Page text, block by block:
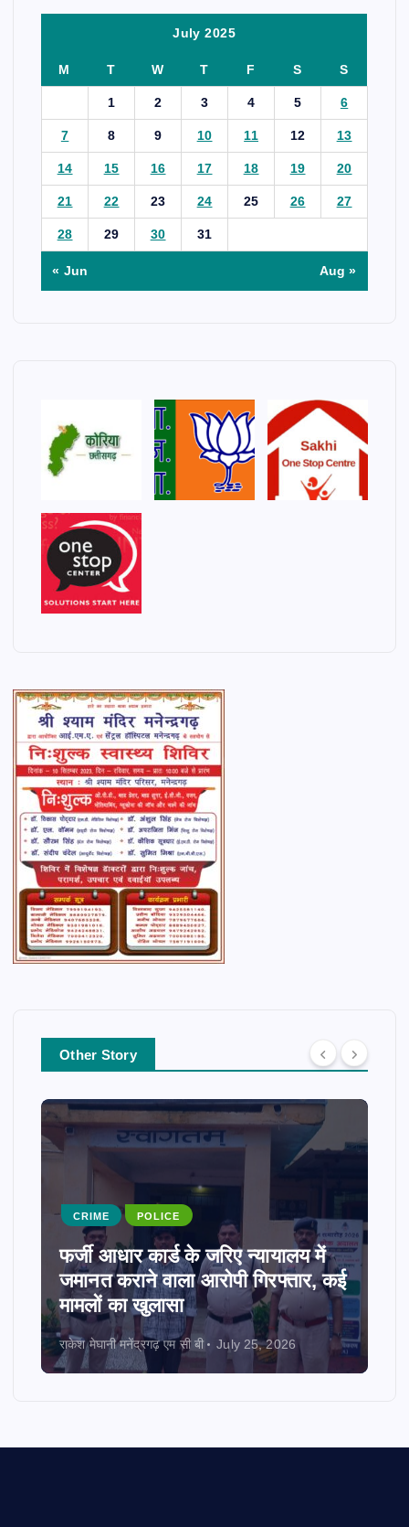
July 2025
M T W T F S S
1 2 3 4 5 6
7 8 9 10 11 12 13
14 15 16 17 18 19 20
21 22 23 24 25 26 27
28 29 30 31
« Jun Aug »
Other Story
CRIME POLICE
फर्जी आधार कार्ड के जरिए न्यायालय में
जमानत कराने वाला आरोपी गिरफ्तार, कई
मामलों का खुलासा
राकेश मेघानी मनेंद्रगढ़ एम सी बी July 25, 2026